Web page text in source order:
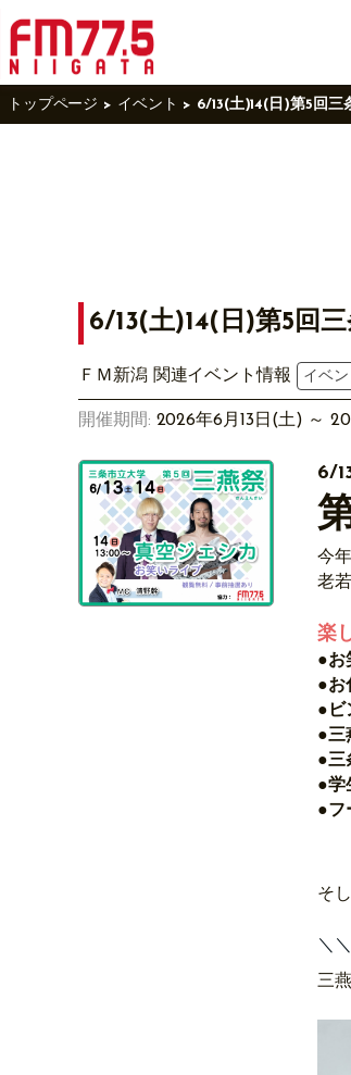
トップページ イベント 6/13(土)14(日)第5回
6/13(土)14(日)第5回
ＦＭ新潟 関連イベント情報 イベン
開催期間: 2026年6月13日(土) ～
6/
今
老
楽
●お
●お
●
●三
●三
●学
●フ
そ
＼
三